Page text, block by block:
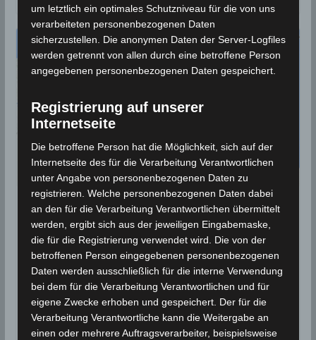
BEBEN 2023
29 Oktober 2023: Erdbeben
südöstlich von Metlaoui bei
Gafsa [M3.2]
29. Oktober 2023 Wettermann
999 Views
Erdbeben,Gafsa,INM,Metlaoui,Volcanodiscovery
um letztlich ein optimales Schutzniveau für die von uns
verarbeiteten personenbezogenen Daten
sicherzustellen. Die anonymen Daten der Server-Logfiles
werden getrennt von allen durch eine betroffene Person
angegebenen personenbezogenen Daten gespeichert.
Registrierung auf unserer
Internetseite
Die betroffene Person hat die Möglichkeit, sich auf der
Internetseite des für die Verarbeitung Verantwortlichen
unter Angabe von personenbezogenen Daten zu
registrieren. Welche personenbezogenen Daten dabei
an den für die Verarbeitung Verantwortlichen übermittelt
werden, ergibt sich aus der jeweiligen Eingabemaske,
die für die Registrierung verwendet wird. Die von der
betroffenen Person eingegebenen personenbezogenen
Daten werden ausschließlich für die interne Verwendung
bei dem für die Verarbeitung Verantwortlichen und für
eigene Zwecke erhoben und gespeichert. Der für die
Verarbeitung Verantwortliche kann die Weitergabe an
einen oder mehrere Auftragsverarbeiter, beispielsweise